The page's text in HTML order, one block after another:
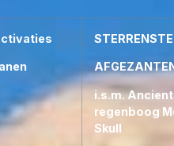
én
vele
i.s.m. Ancient
regenboog
Skull